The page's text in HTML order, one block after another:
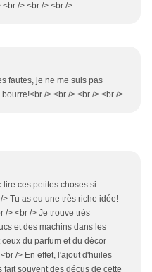
/> <br /> <br />
fautes, je ne me suis pas
/> <br /> <br /> <br />
lire ces petites choses si
Tu as eu une très riche idée!
/> <br /> Je trouve très
et des machins dans les
du parfum et du décor
/> En effet, l'ajout d'huiles
souvent des déçus de cette